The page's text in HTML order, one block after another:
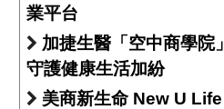
業平台
加捷生醫「空中商學院」火熱
守護健康生活加紛
美商新生命 New U Life 重新定義膠原蛋白